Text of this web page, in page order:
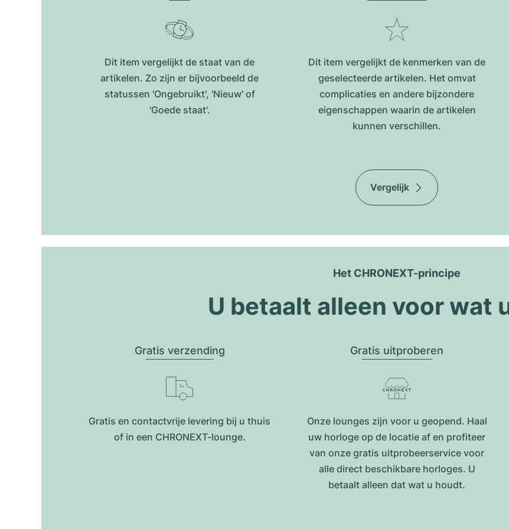
Dit item vergelijkt de staat van de
artikelen. Zo zijn er bijvoorbeeld de
statussen 'Ongebruikt', 'Nieuw' of
'Goede staat'.
Dit item vergelijkt de kenmerken van de
geselecteerde artikelen. Het omvat
complicaties en andere bijzondere
eigenschappen waarin de artikelen
kunnen verschillen.
Vergelijk
Het CHRONEXT-principe
U betaalt alleen voor wat
Gratis verzending
Gratis en contactvrije levering bij u thuis
of in een CHRONEXT-lounge.
Gratis uitproberen
Onze lounges zijn voor u geopend. Haal
uw horloge op de locatie af en profiteer
van onze gratis uitprobeerservice voor
alle direct beschikbare horloges. U
betaalt alleen dat wat u houdt.